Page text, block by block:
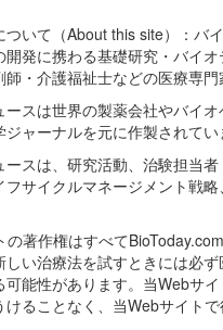
ついて（About this site）：バ
開発に携わる基礎研究・バイ
師・介護福祉士などの医療専
ースは世界の製薬会社やバイ
ャーナルを元に作製されてい
ースは、研究活動、治験担当
フサイクルマネージメント戦
の著作権はすべて
しい治療法を試すときには必
可能性があります。当Webサ
けることなく、当Webサイト